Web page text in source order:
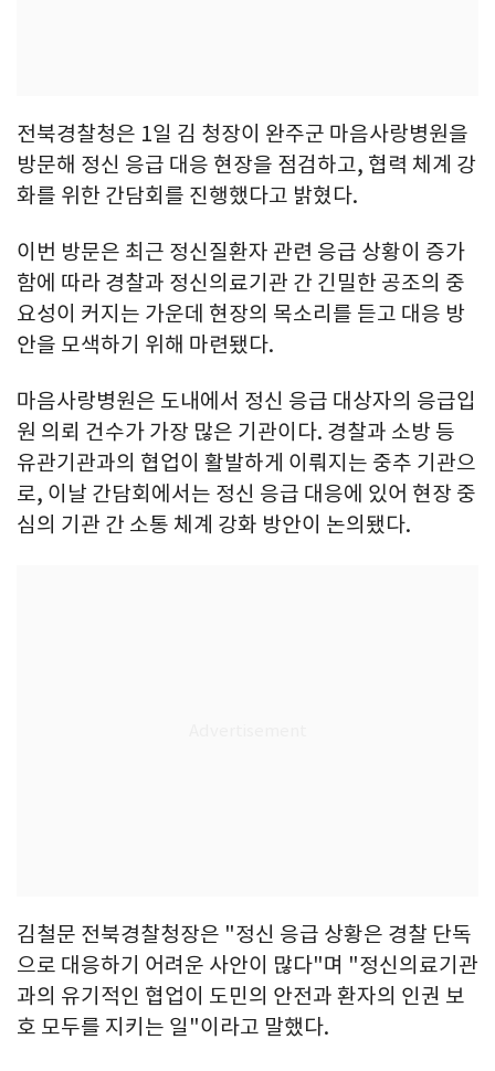
전북경찰청은 1일 김 청장이 완주군 마음사랑병원을
방문해 정신 응급 대응 현장을 점검하고, 협력 체계 강
화를 위한 간담회를 진행했다고 밝혔다.
이번 방문은 최근 정신질환자 관련 응급 상황이 증가
함에 따라 경찰과 정신의료기관 간 긴밀한 공조의 중
요성이 커지는 가운데 현장의 목소리를 듣고 대응 방
안을 모색하기 위해 마련됐다.
마음사랑병원은 도내에서 정신 응급 대상자의 응급입
원 의뢰 건수가 가장 많은 기관이다. 경찰과 소방 등
유관기관과의 협업이 활발하게 이뤄지는 중추 기관으
로, 이날 간담회에서는 정신 응급 대응에 있어 현장 중
심의 기관 간 소통 체계 강화 방안이 논의됐다.
김철문 전북경찰청장은 "정신 응급 상황은 경찰 단독
으로 대응하기 어려운 사안이 많다"며 "정신의료기관
과의 유기적인 협업이 도민의 안전과 환자의 인권 보
호 모두를 지키는 일"이라고 말했다.